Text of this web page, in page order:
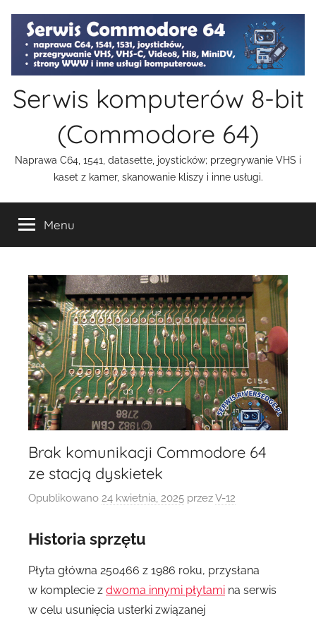
treści
Serwis komputerów 8-bit
(Commodore 64)
Naprawa C64, 1541, datasette, joysticków; przegrywanie VHS i
kaset z kamer, skanowanie kliszy i inne usługi.
Menu
Brak komunikacji Commodore 64
ze stacją dyskietek
Opublikowano 24 kwietnia, 2025 przezV-12
Historia sprzętu
Płyta główna 250466 z 1986 roku, przysłana
w komplecie z dwoma innymi płytami na serwis
w celu usunięcia usterki związanej